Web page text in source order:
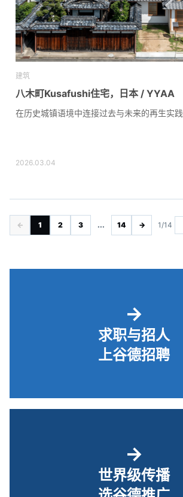
建筑
八木町Kusafushi住宅，日本 / YYAA
在历史城镇语境中连接过去与未来的再生实践
2026.03.04
← 1 2 3 ... 14 → 1/14
→
求职与招人
上谷德招聘
→
世界级传播